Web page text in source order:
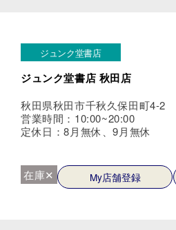
ジュンク堂書店
ジュンク堂書店 秋田店
秋田県秋田市千秋久保田町4-2
営業時間：10:00~20:00
定休日：8月無休、9月無休
在庫✕ My店舗登録